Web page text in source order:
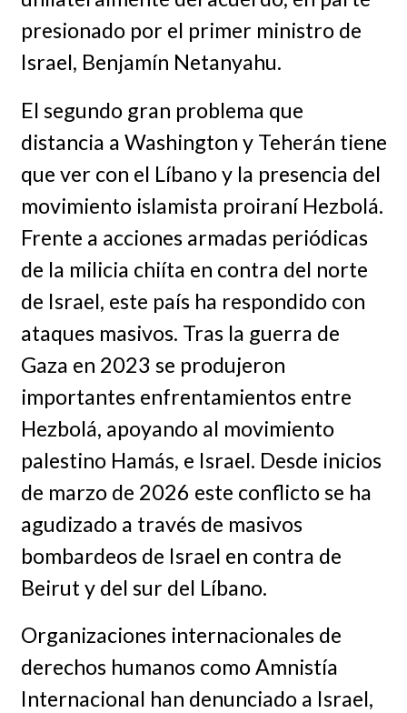
presionado por el primer ministro de
Israel, Benjamín Netanyahu.
El segundo gran problema que
distancia a Washington y Teherán tiene
que ver con el Líbano y la presencia del
movimiento islamista proiraní Hezbolá.
Frente a acciones armadas periódicas
de la milicia chiíta en contra del norte
de Israel, este país ha respondido con
ataques masivos. Tras la guerra de
Gaza en 2023 se produjeron
importantes enfrentamientos entre
Hezbolá, apoyando al movimiento
palestino Hamás, e Israel. Desde inicios
de marzo de 2026 este conflicto se ha
agudizado a través de masivos
bombardeos de Israel en contra de
Beirut y del sur del Líbano.
Organizaciones internacionales de
derechos humanos como Amnistía
Internacional han denunciado a Israel,